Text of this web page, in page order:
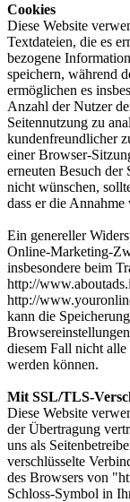
Cookies
Diese Website
Textdateien, die es
bezogene
speichern, während
ermöglichen es
Anzahl der Nutzer
Seitennutzung zu
kundenfreundlicher
einer Browser-
erneuten Besuch der
nicht wünschen,
dass er die
Ein genereller
Online-Marketing-
insbesondere beim
http://
http://
kann die
diesem Fall nicht
werden können.
Mit SSL/TLS-
Diese Website
der Übertragung
uns als
verschlüsselte
des Browsers von
Schloss-Symbol in